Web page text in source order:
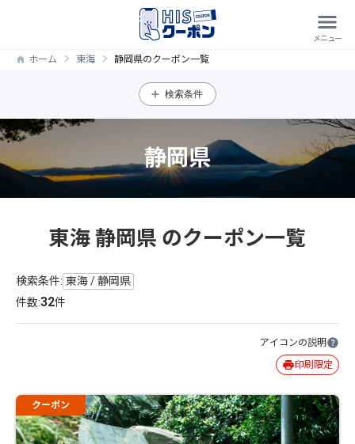
ホーム 東海 静岡県のクーポン一覧
検索条件
静岡県
東海 静岡県 のクーポン一覧
検索条件: 東海 / 静岡県
件数:32件
アイコンの説明
印刷限定
クーポン